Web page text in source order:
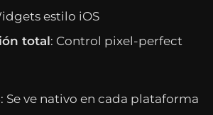
estilo iOS
total: Control pixel-perfect
: Se ve nativo en cada plataforma